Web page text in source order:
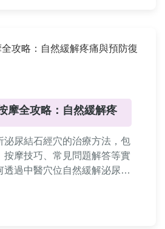
摩全攻略：自然緩解疼
泌尿結石經穴的治療方法，包
按摩技巧、常見問題解答等實
透過中醫穴位自然緩解泌尿結
石問題。